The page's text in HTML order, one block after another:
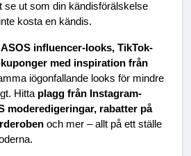
se ut som din kändisförälskelse
kosta en kändis.
influencer-looks, TikTok-
med inspiration från
iögonfallande looks för mindre
Hitta plagg från Instagram-
moderedigeringar, rabatter på
och mer – allt på ett ställe